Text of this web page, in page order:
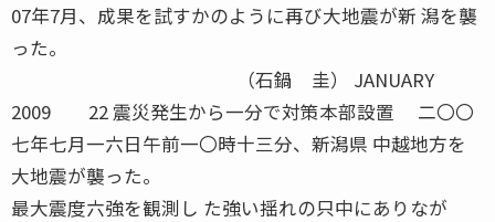
07年7月、成果を試すかのように再び大地震が新 潟を襲
った。
（石鍋 圭） JANUARY
2009 22 震災発生から一分で対策本部設置 二〇〇
七年七月一六日午前一〇時十三分、新潟県 中越地方を
大地震が襲った。
最大震度六強を観測し た強い揺れの只中にありなが